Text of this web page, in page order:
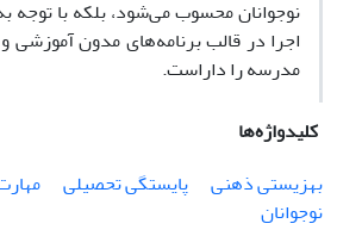
نوجوانان محسوب می‌شود، بلکه با توجه
اجرا در قالب برنامه‌های مدون آموزشی
مدرسه را داراست.
کلیدواژه‌ها
بهزیستی ذهنی
پایستگی تحصیلی
نوجوانان